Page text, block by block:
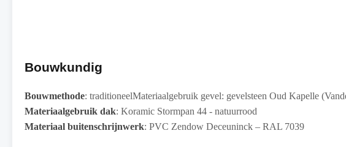
Bouwkundig
Bouwmethode: traditioneelMateriaalgebruik gevel: gevelsteen Oud Kapelle
Materiaalgebruik dak: Koramic Stormpan 44 - natuurrood
Materiaal buitenschrijnwerk: PVC Zendow Deceuninck – RAL 7039